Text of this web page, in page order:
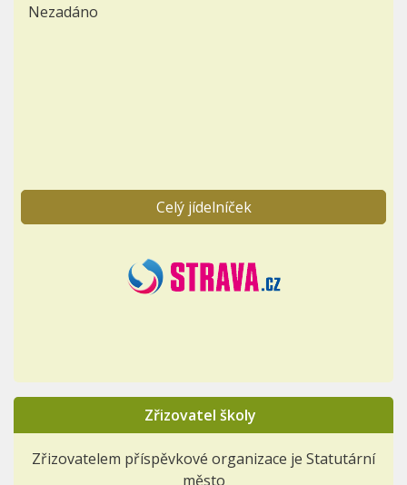
Nezadáno
Celý jídelníček
Zřizovatel školy
Zřizovatelem příspěvkové organizace je Statutární
město